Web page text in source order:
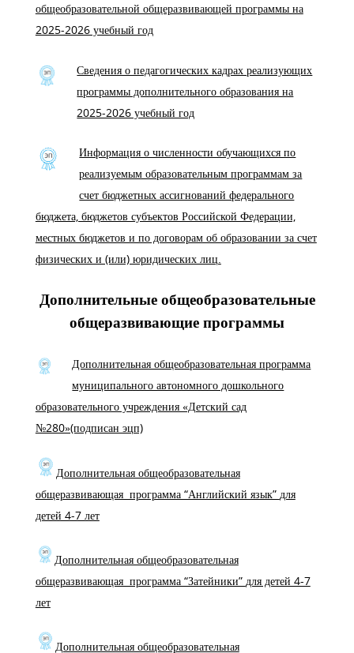
общеобразовательной общеразвивающей программы на
2025-2026 учебный год
Сведения о педагогических кадрах реализующих
программы дополнительного образования на
2025-2026 учебный год
Информация о численности обучающихся по
реализуемым образовательным программам за
счет бюджетных ассигнований федерального
бюджета, бюджетов субъектов Российской Федерации,
местных бюджетов и по договорам об образовании за счет
физических и (или) юридических лиц.
Дополнительные общеобразовательные
общеразвивающие программы
Дополнительная общеобразовательная программа
муниципального автономного дошкольного
образовательного учреждения «Детский сад
№280»(подписан эцп)
Дополнительная общеобразовательная
общеразвивающая программа “Английский язык” для
детей 4-7 лет
Дополнительная общеобразовательная
общеразвивающая программа “Затейники” для детей 4-7
лет
Дополнительная общеобразовательная